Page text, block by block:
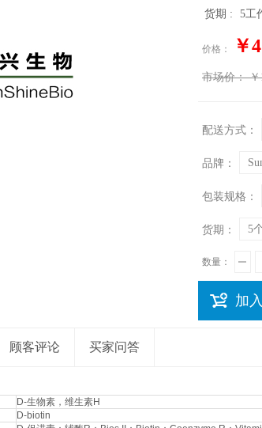
货期 :
5工
价格： ￥
市场价： ￥
配送方式：
品牌：
包装规格：
货期： 5
数量：
加
顾客评论 买家问答
D-生物素，维生素H
D-biotin